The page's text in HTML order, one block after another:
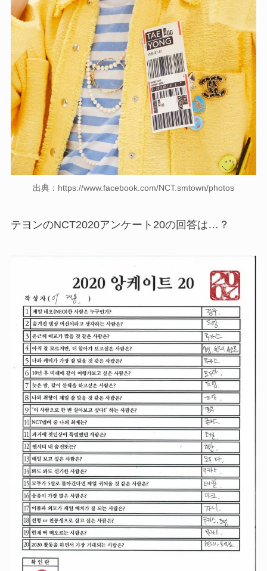
出典：https://www.facebook.com/NCT.smtown/photos
テヨンのNCT2020アンケート20の回答は…？